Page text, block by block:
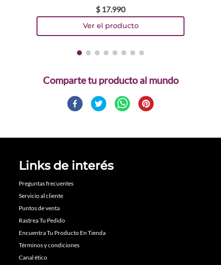
$ 17.990
Comparte
Links de interés
Preguntas frecuentes
Servicio al cliente
Puntos de venta
Rastrea Tu Pedido
Encuentra Tu Producto En Tienda
Términos y condiciones
Canal ético